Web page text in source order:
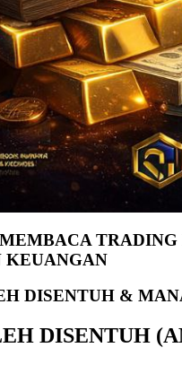
KEUANGAN
DISENTUH &
DISENTUH